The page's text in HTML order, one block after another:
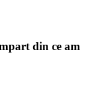
din ce am